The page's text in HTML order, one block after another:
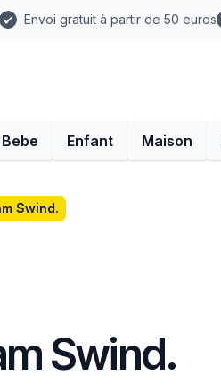
Envoi gratuit à partir de 50 euros
Bebe Enfant Maison
Swind.
Swind.